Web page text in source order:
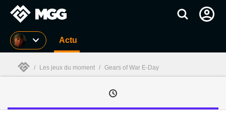
MGG Actu
/ Les jeux du moment / Gears of War E-Day